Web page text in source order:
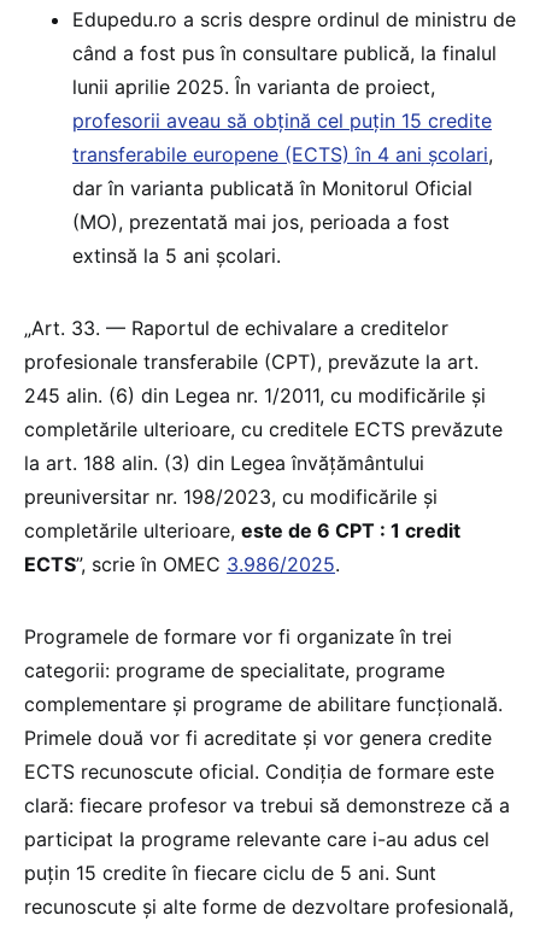
Edupedu.ro a scris despre ordinul de ministru de
când a fost pus în consultare publică, la finalul
lunii aprilie 2025. În varianta de proiect,
profesorii aveau să obțină cel puțin 15 credite
transferabile europene (ECTS) în 4 ani școlari,
dar în varianta publicată în Monitorul Oficial
(MO), prezentată mai jos, perioada a fost
extinsă la 5 ani școlari.
„Art. 33. — Raportul de echivalare a creditelor
profesionale transferabile (CPT), prevăzute la art.
245 alin. (6) din Legea nr. 1/2011, cu modificările și
completările ulterioare, cu creditele ECTS prevăzute
la art. 188 alin. (3) din Legea învățământului
preuniversitar nr. 198/2023, cu modificările și
completările ulterioare, este de 6 CPT : 1 credit
ECTS”, scrie în OMEC 3.986/2025.
Programele de formare vor fi organizate în trei
categorii: programe de specialitate, programe
complementare și programe de abilitare funcțională.
Primele două vor fi acreditate și vor genera credite
ECTS recunoscute oficial. Condiția de formare este
clară: fiecare profesor va trebui să demonstreze că a
participat la programe relevante care i-au adus cel
puțin 15 credite în fiecare ciclu de 5 ani. Sunt
recunoscute și alte forme de dezvoltare profesională,